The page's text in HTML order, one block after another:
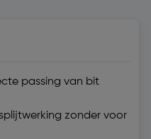
passing van bit
zonder voor